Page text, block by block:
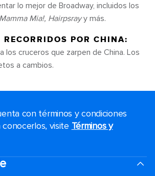
lo mejor de Broadway, incluidos los
Mia!, Hairpsrayy más.
RECORRIDOS POR CHINA:
los cruceros que zarpen de China. Los
a cambios.
con términos y condiciones
conocerlos, visite Términos y